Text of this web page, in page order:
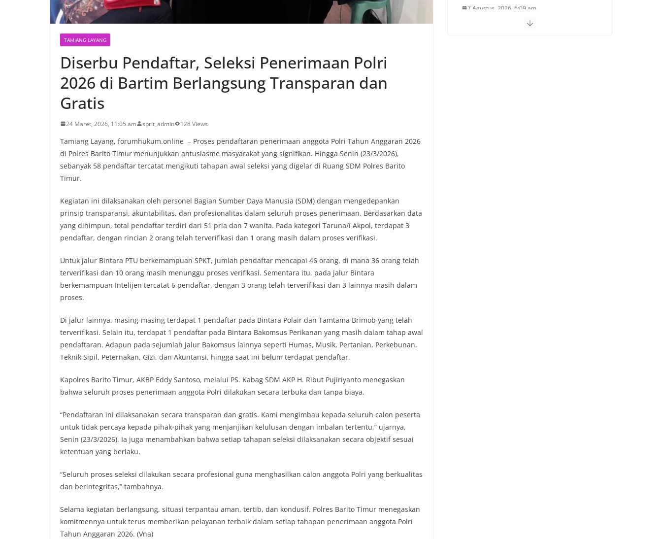
TAMIANG LAYANG
Diserbu Pendaftar, Seleksi Penerimaan Polri
2026 di Bartim Berlangsung Transparan dan
Gratis
24 Maret, 2026, 11:05 am sprit_admin 128 Views
Tamiang Layang, forumhukum.online – Proses pendaftaran penerimaan anggota Polri Tahun Anggaran 2026
di Polres Barito Timur menunjukkan antusiasme masyarakat yang signifikan. Hingga Senin (23/3/2026),
sebanyak 58 pendaftar tercatat mengikuti tahapan awal seleksi yang digelar di Ruang SDM Polres Barito
Timur.
Kegiatan ini dilaksanakan oleh personel Bagian Sumber Daya Manusia (SDM) dengan mengedepankan
prinsip transparansi, akuntabilitas, dan profesionalitas dalam seluruh proses penerimaan. Berdasarkan data
yang dihimpun, total pendaftar terdiri dari 51 pria dan 7 wanita. Pada kategori Taruna/i Akpol, terdapat 3
pendaftar, dengan rincian 2 orang telah terverifikasi dan 1 orang masih dalam proses verifikasi.
Untuk jalur Bintara PTU berkemampuan SPKT, jumlah pendaftar mencapai 46 orang, di mana 36 orang telah
terverifikasi dan 10 orang masih menunggu proses verifikasi. Sementara itu, pada jalur Bintara
berkemampuan Intelijen tercatat 6 pendaftar, dengan 3 orang telah terverifikasi dan 3 lainnya masih dalam
proses.
Di jalur lainnya, masing-masing terdapat 1 pendaftar pada Bintara Polair dan Tamtama Brimob yang telah
terverifikasi. Selain itu, terdapat 1 pendaftar pada Bintara Bakomsus Perikanan yang masih dalam tahap awal
pendaftaran. Adapun pada sejumlah jalur Bakomsus lainnya seperti Humas, Musik, Pertanian, Perkebunan,
Teknik Sipil, Peternakan, Gizi, dan Akuntansi, hingga saat ini belum terdapat pendaftar.
Kapolres Barito Timur, AKBP Eddy Santoso, melalui PS. Kabag SDM AKP H. Ribut Pujiriyanto menegaskan
bahwa seluruh proses penerimaan anggota Polri dilakukan secara terbuka dan tanpa biaya.
“Pendaftaran ini dilaksanakan secara transparan dan gratis. Kami mengimbau kepada seluruh calon peserta
untuk tidak percaya kepada pihak-pihak yang menjanjikan kelulusan dengan imbalan tertentu,” ujarnya,
Senin (23/3/2026). Ia juga menambahkan bahwa setiap tahapan seleksi dilaksanakan secara objektif sesuai
ketentuan yang berlaku.
“Seluruh proses seleksi dilakukan secara profesional guna menghasilkan calon anggota Polri yang berkualitas
dan berintegritas,” tambahnya.
Selama kegiatan berlangsung, situasi terpantau aman, tertib, dan kondusif. Polres Barito Timur menegaskan
komitmennya untuk terus memberikan pelayanan terbaik dalam setiap tahapan penerimaan anggota Polri
Tahun Anggaran 2026. (Vna)
7 Agustus, 2026, 6:09 am